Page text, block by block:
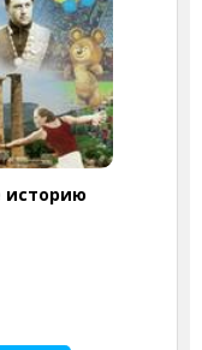
историю